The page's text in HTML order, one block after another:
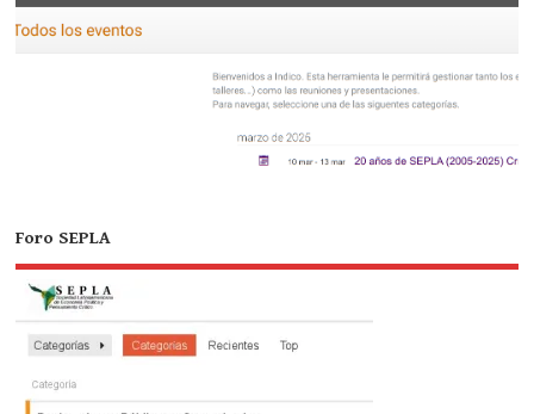
Foro SEPLA